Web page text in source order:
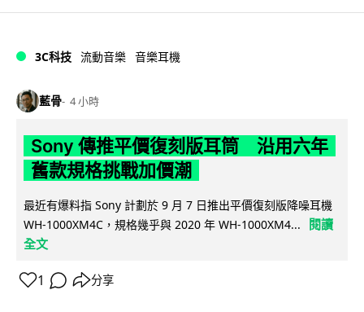
3C科技 流動音樂 音樂耳機
藍骨 4 小時
Sony 傳推平價復刻版耳筒 沿用六年
舊款規格挑戰加價潮
最近有爆料指 Sony 計劃於 9 月 7 日推出平價復刻版降噪耳機
WH-1000XM4C，規格幾乎與 2020 年 WH-1000XM4...
閱讀
全文
1 分享